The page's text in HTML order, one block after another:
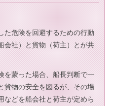
た危険を回避するための行動
会社）と貨物（荷主）とが共
を蒙った場合、船長判断で一
貨物の安全を図るが、その場
などを船会社と荷主が定めら